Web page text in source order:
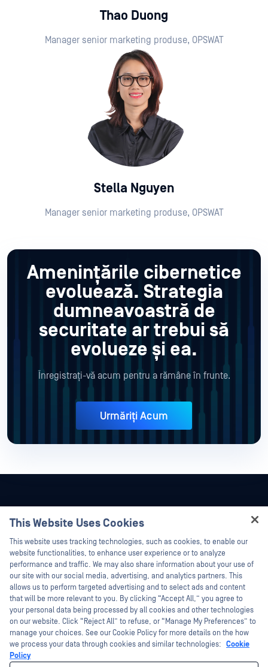
Thao Duong
Manager senior marketing produse, OPSWAT
Stella Nguyen
Manager senior marketing produse, OPSWAT
Amenințările cibernetice
evoluează. Strategia
dumneavoastră de
securitate ar trebui să
evolueze și ea.
Înregistrați-vă acum pentru a rămâne în frunte.
Urmăriți Acum
©2026 OPSWAT . Toate drepturile rezervate. OPSWAT, MetaDefender, Metascan,
MetaAccess, OPSWAT , Trust no File. Trust No Device., OPSWAT , Protecting the
World's Critical Infrastructure, Deep CDR™ Technology, InQuest, logo-ul InQuest,
DFI, RetroHunt, Deep File Inspection și Join the Hunt sunt mărci comerciale ale
OPSWAT . Mărcile comerciale ale terților sunt proprietatea deținătorilor respectivi.
This Website Uses Cookies
This website uses tracking technologies, such as cookies, to enable our
website functionalities, to enhance user experience or to analyze
performance and traffic. We may also share information about your use of
our site with our social media, advertising, and analytics partners. This
allows us to perform targeted advertising and to select ads and content
that will be more relevant to you. By clicking “Accept All,” you agree to
your personal data being processed by all cookies and other technologies
on our website. Click “Reject All” to refuse, or “Manage My Preferences” to
manage your choices. See our Cookie Policy for more details on the how
we process your data through cookies and similar technologies: Cookie
Policy
Hey there!
I'm Ozzy, your OPSWAT virtual assistant.
How can I help you secure what's critical
today?